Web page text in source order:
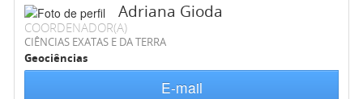
Adriana Gioda
COORDENADOR(A)
CIÊNCIAS EXATAS E DA TERRA
Geociências
E-mail